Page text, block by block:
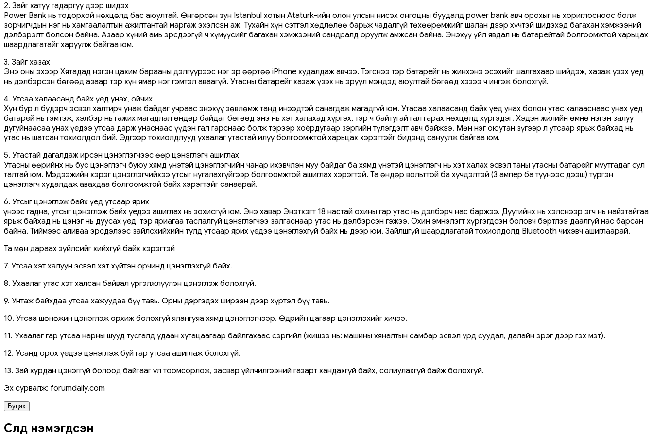
2. Зайг хатуу гадаргуу дээр шидэх
Power Bank нь тодорхой нөхцөлд бас аюултай. Өнгөрсөн зун Istanbul хотын Ataturk-ийн олон улсын нисэх онгоцны буудалд power bank авч орохыг нь хориглосноос болж
зорчигчдын нэг нь хамгаалалтын ажилтантай маргаж эхэлсэн аж. Тухайн хүн сэтгэл хөдлөлөө барьж чадалгүй төхөөрөмжийг шалан дээр хүчтэй шидэхэд багахан хэмжээний
дэлбэрэлт болсон байна. Азаар хүний ​​амь эрсдээгүй ч хүмүүсийг багахан хэмжээний сандралд оруулж амжсан байна. Энэхүү үйл явдал нь батарейтай болгоомжтой харьцах
шаардлагатайг харуулж байгаа юм.
3. Зайг хазах
Энэ оны эхээр Хятадад нэгэн цахим барааны дэлгүүрээс нэг эр өөртөө iPhone худалдаж авчээ. Тэгснээ тэр батарейг нь жинхэнэ эсэхийг шалгахаар шийдэж, хазаж үзэх үед
нь дэлбэрсэн бөгөөд азаар тэр хүн ямар нэг гэмтэл аваагүй. Утасны батарейг хазаж үзэх нь эрүүл мэндэд аюултай бөгөөд хэзээ ч ингэж болохгүй.
4. Утсаа халаасанд байх үед унах, ойчих
Хүн бүр л бүдэрч эсвэл халтирч унаж байдаг учраас энэхүү зөвлөмж танд инээдтэй санагдаж магадгүй юм. Утасаа халаасанд байх үед унах болон утас халааснаас унах үед
батарей нь гэмтэж, хэлбэр нь гажих магадлал өндөр байдаг бөгөөд энэ нь хэт халахад хүргэх, тэр ч байтугай гал гарах нөхцөлд хүргэдэг. Хэдэн жилийн өмнө нэгэн залуу
дугуйнаасаа унах үедээ утсаа дарж унаснаас үүдэн гал гарснаас болж тэрээр хоёрдугаар зэргийн түлэгдэлт авч байжээ. Мөн нэг оюутан зүгээр л утсаар ярьж байхад нь
утас нь шатсан тохиолдол бий. Эдгээр тохиолдлууд ухаалаг утастай илүү болгоомжтой харьцах хэрэгтэйг бидэнд сануулж байгаа юм.
5. Утастай дагалдаж ирсэн цэнэглэгчээс өөр цэнэглэгч ашиглах
Утасны өөрийнх нь бус цэнэглэгч буюу хямд үнэтэй цэнэглэгчийн чанар ихэвчлэн муу байдаг ба хямд үнэтэй цэнэглэгч нь хэт халах эсвэл таны утасны батарейг муутгадаг сул
талтай юм. Мэдээжийн хэрэг цэнэглэгчийхээ утсыг нугалахгүйгээр болгоомжтой ашиглах хэрэгтэй. Та өндөр вольттой ба хүчдэлтэй (3 ампер ба түүнээс дээш) түргэн
цэнэглэгч худалдаж авахдаа болгоомжтой байх хэрэгтэйг санаарай.
6. Утсыг цэнэглэж байх үед утсаар ярих
Үүнээс гадна, утсыг цэнэглэж байх үедээ ашиглах нь зохисгүй юм. Энэ хавар Энэтхэгт 18 настай охины гар утас нь дэлбэрч нас баржээ. Дүүгийнх нь хэлснээр эгч нь найзтайгаа
ярьж байхад нь цэнэг нь дуусах үед, тэр яриагаа таслалгүй цэнэглэгчээ залгаснаар утас нь дэлбэрсэн гэжээ. Охин эмнэлэгт хүргэгдсэн боловч бэртлээ даалгүй нас барсан
байна. Тиймээс аливаа эрсдэлээс зайлсхийхийн тулд утсаар ярих үедээ цэнэглэхгүй байх нь дээр юм. Зайлшгүй шаардлагатай тохиолдолд Bluetooth чихэвч ашиглаарай.
Та мөн дараах зүйлсийг хийхгүй байх хэрэгтэй
7. Утсаа хэт халуун эсвэл хэт хүйтэн орчинд цэнэглэхгүй байх.
8. Ухаалаг утас хэт халсан байвал үргэлжлүүлэн цэнэглэж болохгүй.
9. Унтаж байхдаа утсаа хажуудаа бүү тавь. Орны дэргэдэх ширээн дээр хүртэл бүү тавь.
10. Утсаа шөнөжин цэнэглэж орхиж болохгүй ялангуяа хямд цэнэглэгчээр. Өдрийн цагаар цэнэглэхийг хичээ.
11. Ухаалаг гар утсаа нарны шууд тусгалд удаан хугацаагаар байлгахаас сэргийл (жишээ нь: машины хяналтын самбар эсвэл урд суудал, далайн эрэг дээр гэх мэт).
12. Усанд орох үедээ цэнэглэж буй гар утсаа ашиглаж болохгүй.
13. Зай хурдан цэнэггүй болоод байгааг үл тоомсорлож, засвар үйлчилгээний газарт хандахгүй байх, солиулахгүй байж болохгүй.
Эх сурвалж: forumdaily.com
Буцах
Сүүлд нэмэгдсэн